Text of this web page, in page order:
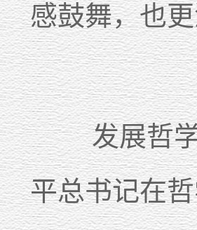
感鼓舞，也
发展哲学社
平总书记在